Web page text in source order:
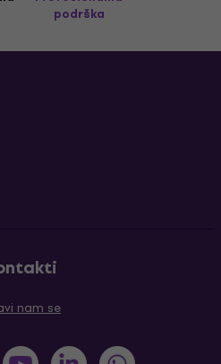
podrška
nam se